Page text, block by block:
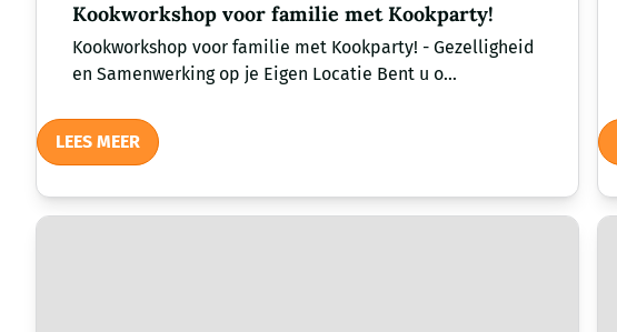
Kookworkshop voor familie met Kookparty!
Kookworkshop voor familie met Kookparty! - Gezelligheid
en Samenwerking op je Eigen Locatie Bent u o...
LEES MEER